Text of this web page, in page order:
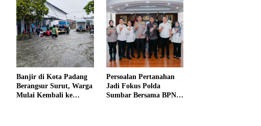
Segera Ditangkap
Banjir di Kota Padang
Berangsur Surut, Warga
Mulai Kembali ke
Persoalan Pertanahan
Jadi Fokus Polda
Sumbar Bersama BPN